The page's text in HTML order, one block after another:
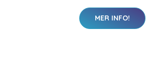
MER INFO!